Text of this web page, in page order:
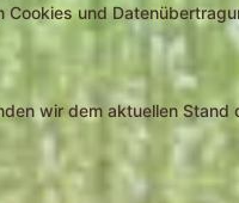
und
wir dem aktuellen Stand